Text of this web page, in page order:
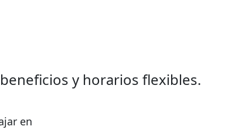
y horarios flexibles.
en